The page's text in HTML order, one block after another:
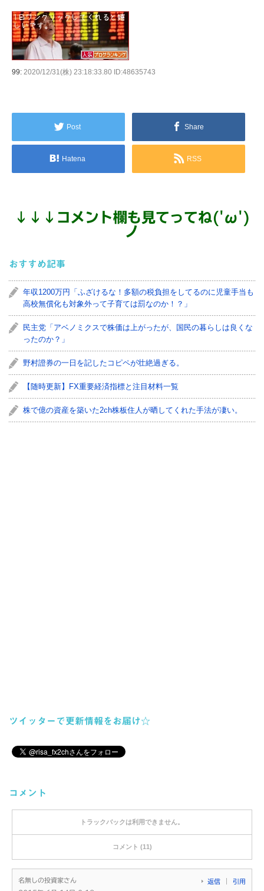
99: 2020/12/31(株) 23:18:33.80 ID:48635743
Post Share
Hatena RSS
↓ ↓ ↓ コメント欄も見てってね('ω')
ノ
おすすめ記事
年収1200万円「ふざけるな！多額の税負担をしてるのに児童手当も
高校無償化も対象外って子育ては罰なのか！？」
民主党「アベノミクスで株価は上がったが、国民の暮らしは良くな
ったのか？」
野村證券の一日を記したコピペが壮絶過ぎる。
【随時更新】FX重要経済指標と注目材料一覧
株で億の資産を築いた2ch株板住人が晒してくれた手法が凄い。
ツイッターで更新情報をお届け☆
コメント
トラックバックは利用できません。
コメント (11)
名無しの投資家さん
返信 引用